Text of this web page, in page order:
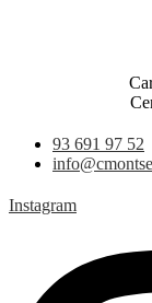
93 691 97 52
Instagram